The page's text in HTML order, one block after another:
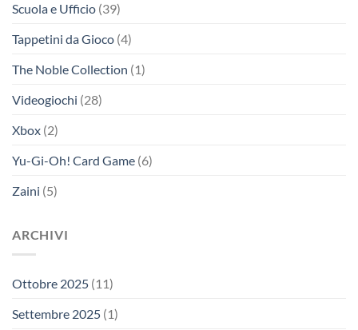
Scuola e Ufficio (39)
Tappetini da Gioco (4)
The Noble Collection (1)
Videogiochi (28)
Xbox (2)
Yu-Gi-Oh! Card Game (6)
Zaini (5)
ARCHIVI
Ottobre 2025 (11)
Settembre 2025 (1)